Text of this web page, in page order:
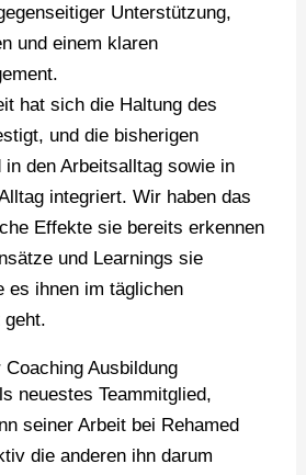
Unterstützung,
und einem klaren
hat sich die Haltung des
und die bisherigen
in den Arbeitsalltag sowie in
integriert. Wir haben das
Effekte sie bereits erkennen
und Learnings sie
es ihnen im täglichen
geht.
Coaching Ausbildung
neuestes Teammitglied,
seiner Arbeit bei Rehamed
die anderen ihn darum